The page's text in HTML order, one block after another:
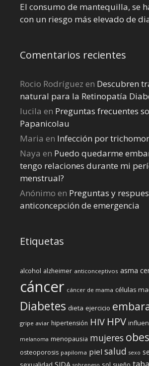
El consumo de mantequilla, se
con un riesgo más elevado de
Comentarios recientes
Rocio Rodríguez en Descubren
natural para la Retinopatía
lucila en Preguntas frecuentes
Papanicolau
Maria en Infección por
Naya en Puedo quedarme
tengo relaciones durante mi
menstrual?
Anónimo en Preguntas y
anticoncepción de emergencia
Etiquetas
alcohol alzheimer anticonceptivos asma
cáncer cáncer de mama células
Diabetes dieta ejercicio
gripe aviar hipertensión HIV HPV
melanoma menopausia mujeres
osteoporosis papiloma piel salud sexo
SIDA